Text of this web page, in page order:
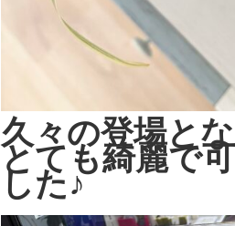
久々の登場と
とても綺麗で
した♪